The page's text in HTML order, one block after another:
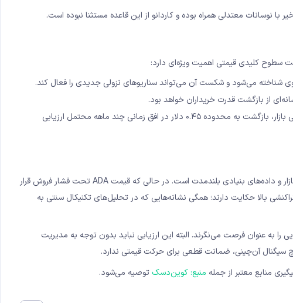
با نوسانات معتدلی همراه بوده و کاردانو از این قاعده مستثنا نبوده است.
در صورت تایید سیگنال‌های آن‌چین و بهبود شرایط کلی بازار، بازگشت به محدوده ۰.۴۵ دلار در افق زمانی چند ماهه محتمل ارزیابی
وضعیت کنونی کاردانو نمونه‌ای کلاسیک از تناقض میان احساسات کوتاه‌مدت بازار و داده‌های بنیادی بلندمدت است. در حالی که قیمت ADA تحت فشار فروش قرار
بالا حکایت دارند؛ همگی نشانه‌هایی که در تحلیل‌های تکنیکال سنتی به
را به عنوان فرصت می‌نگرند. البته این ارزیابی نباید بدون توجه به مدیریت
سیگنال آن‌چینی، ضمانت قطعی برای حرکت قیمتی ندارد.
منابع معتبر از جمله منبع: کوین‌دسک توصیه می‌شود.